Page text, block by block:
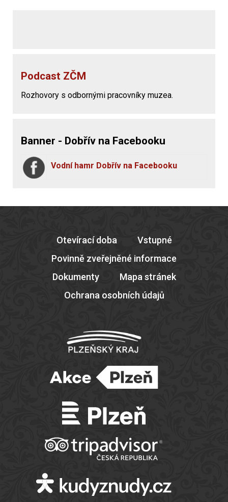
Podcast ZČM
Rozhovory s odbornými pracovníky muzea.
Banner - Dobřív na Facebooku
Vodní hamr Dobřív na Facebooku
Otevírací doba
Vstupné
Povinně zveřejněné informace
Dokumenty
Mapa stránek
Ochrana osobních údajů